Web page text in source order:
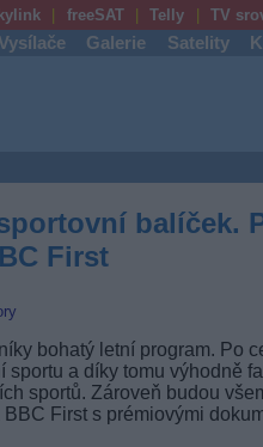
freeSAT Telly TV
Galerie Satelity
balíček.
First
bohatý letní program. Po
a díky tomu výhodně
sportů. Zároveň budou
First s prémiovými